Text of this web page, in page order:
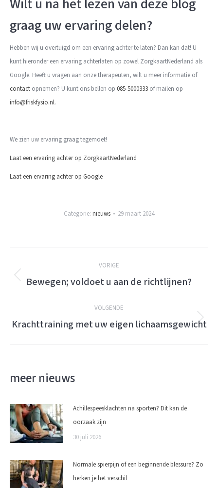
graag uw ervaring delen?
Hebben wij u overtuigd om een ervaring achter te laten? Dan kan dat! U
kunt hieronder een ervaring achterlaten op zowel ZorgkaartNederland als
Google. Heeft u vragen aan onze therapeuten, wilt u meer informatie of
contact opnemen? U kunt ons bellen op 085-5000333 of mailen op
info@friskfysio.nl.
We zien uw ervaring graag tegemoet!
Laat een ervaring achter op ZorgkaartNederland
Laat een ervaring achter op Google
Categorie: nieuws 29 maart 2024
VORIGE
Vorige
Bewegen; voldoet u aan de richtlijnen?
VOLGENDE
Volgende
Krachttraining met uw eigen lichaamsgewicht
meer nieuws
Achillespeesklachten na sporten? Dit kan de
oorzaak zijn
30 juli 2026
Normale spierpijn of een beginnende blessure? Zo
herken je het verschil